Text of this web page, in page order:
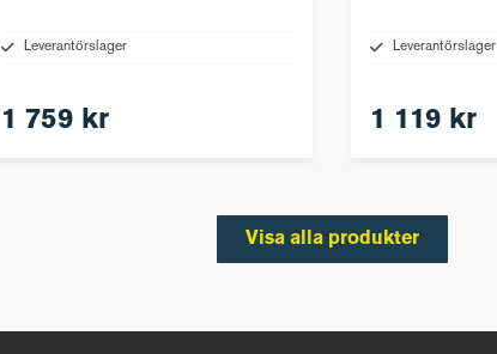
Leverantörslager
1 759 kr
Leverantörslager
1 119 kr
Visa alla produkter